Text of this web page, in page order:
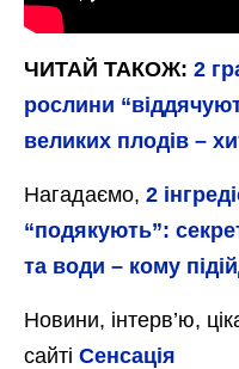
ЧИТАЙ ТАКОЖ: 2
рослини
великих плодів –
Нагадаємо, 2
“подякують”:
та води – кому
Новини, інтерв’ю,
сайті Сенсація